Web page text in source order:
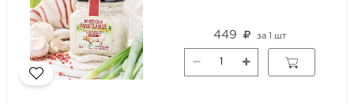
449 за 1 шт